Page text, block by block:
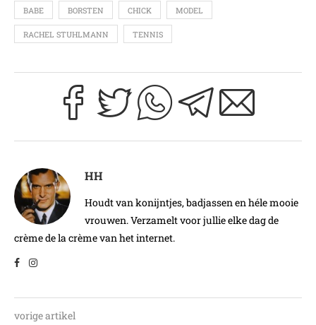
BABE BORSTEN CHICK MODEL
RACHEL STUHLMANN TENNIS
HH
Houdt van konijntjes, badjassen en héle mooie
vrouwen. Verzamelt voor jullie elke dag de
crème de la crème van het internet.
vorige artikel